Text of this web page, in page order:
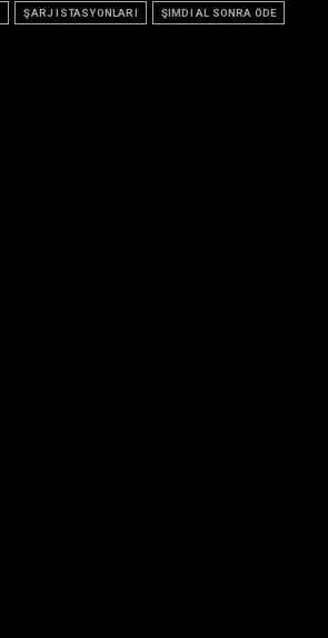
ŞARJ ISTASYONLARI ŞIMDI AL SONRA ÖDE